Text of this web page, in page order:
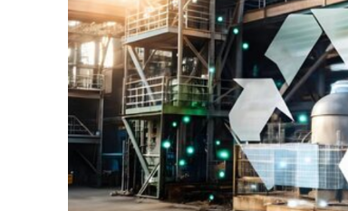
TRANSFORMANDO